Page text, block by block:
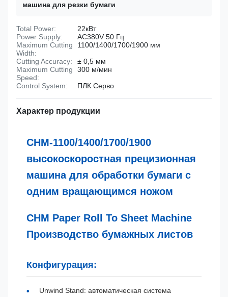
машина для резки бумаги
Total Power:
22кВт
Power Supply:
AC380V 50 Гц
Maximum Cutting
Width:
1100/1400/1700/1900 мм
Cutting Accuracy:
± 0,5 мм
Maximum Cutting
Speed:
300 м/мин
Control System:
ПЛК Серво
Характер продукции
CHM-1100/1400/1700/1900
высокоскоростная прецизионная
машина для обработки бумаги с
одним вращающимся ножом
CHM Paper Roll To Sheet Machine
Производство бумажных листов
Конфигурация:
Unwind Stand: автоматическая система